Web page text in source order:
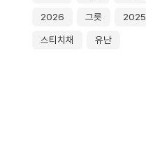
2026 그릇 2025
스티치채 유난